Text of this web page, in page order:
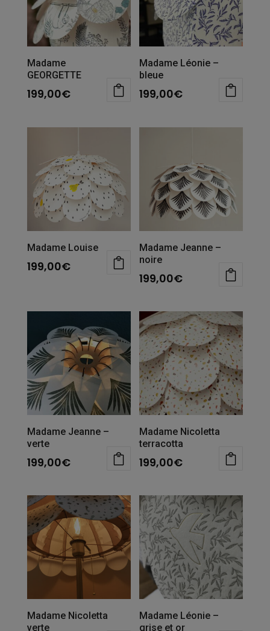
Madame
GEORGETTE
199,00€
Madame Léonie –
bleue
199,00€
Madame Louise
199,00€
Madame Jeanne –
noire
199,00€
Madame Jeanne –
verte
199,00€
Madame Nicoletta
terracotta
199,00€
Madame Nicoletta
verte
Madame Léonie –
grise et or